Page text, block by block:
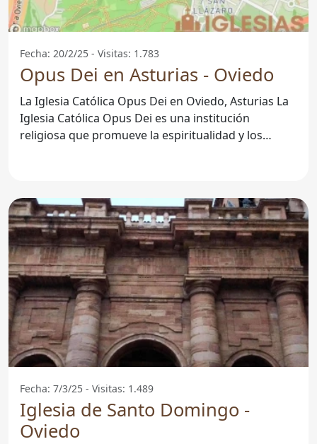
Fecha: 20/2/25 - Visitas: 1.783
Opus Dei en Asturias - Oviedo
La Iglesia Católica Opus Dei en Oviedo, Asturias La
Iglesia Católica Opus Dei es una institución
religiosa que promueve la espiritualidad y los
Fecha: 7/3/25 - Visitas: 1.489
Iglesia de Santo Domingo -
Oviedo